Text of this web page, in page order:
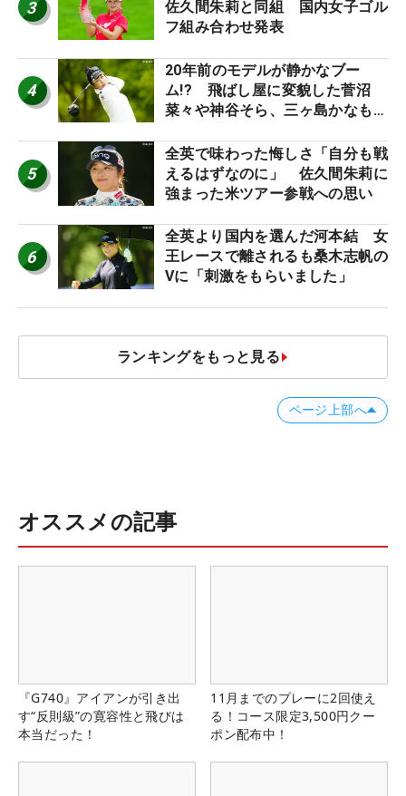
3
佐久間朱莉と同組 国内女子ゴル
フ組み合わせ発表
4
20年前のモデルが静かなブー
ム!? 飛ばし屋に変貌した菅沼
菜々や神谷そら、三ヶ島かなも使
ロたちの“飛ばしギア”】
5
全英で味わった悔しさ「自分も戦
えるはずなのに」 佐久間朱莉に
強まった米ツアー参戦への思い
6
全英より国内を選んだ河本結 女
王レースで離されるも桑木志帆の
Vに「刺激をもらいました」
ランキングをもっと見る
ページ上部へ
オススメの記事
『G740』アイアンが引き出
す“反則級”の寛容性と飛びは
本当だった！
11月までのプレーに2回使え
る！コース限定3,500円クー
ポン配布中！